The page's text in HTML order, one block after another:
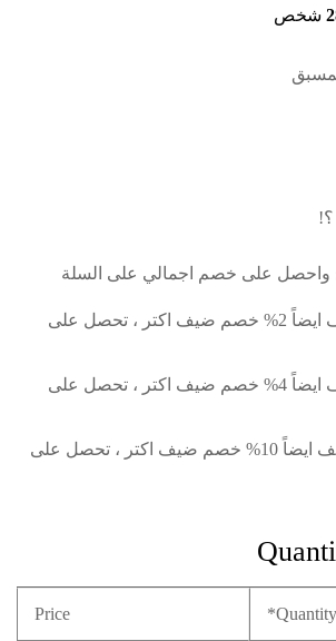
على خصم اجمالي على السلة
ضيف اكتر ، تحصل على
ضيف اكتر ، تحصل على
ضيف اكتر ، تحصل على
Price